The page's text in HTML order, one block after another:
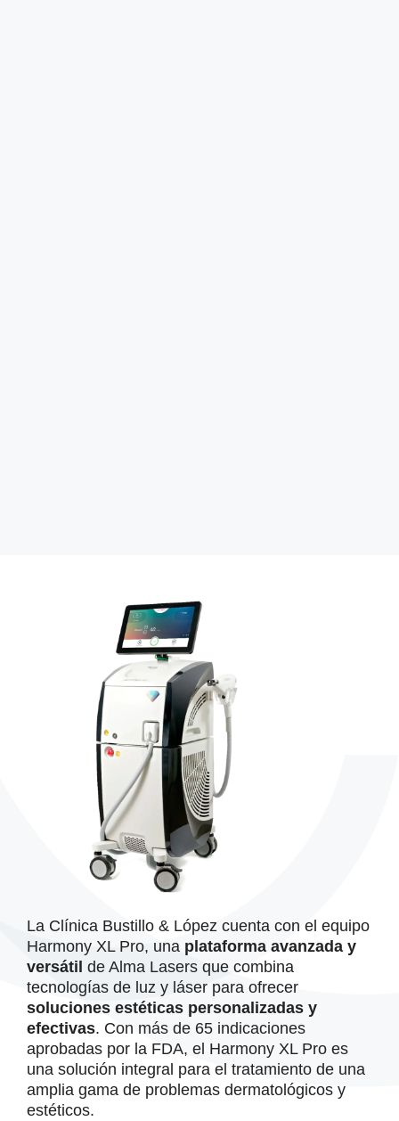
La Clínica Bustillo & López cuenta con el equipo
Harmony XL Pro, una plataforma avanzada y
versátil de Alma Lasers que combina
tecnologías de luz y láser para ofrecer
soluciones estéticas personalizadas y
efectivas. Con más de 65 indicaciones
aprobadas por la FDA, el Harmony XL Pro es
una solución integral para el tratamiento de una
amplia gama de problemas dermatológicos y
estéticos.